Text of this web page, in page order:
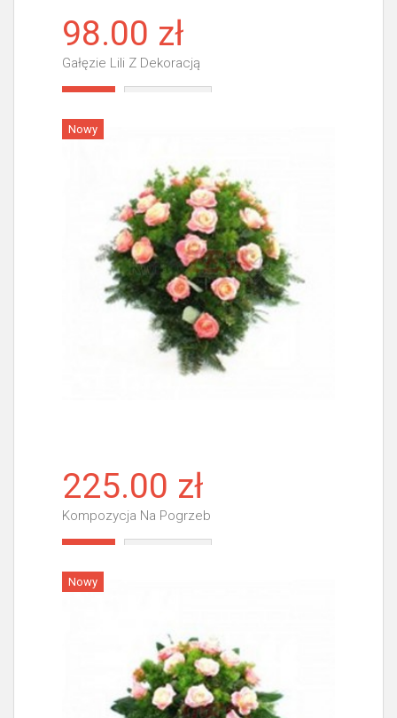
98.00 zł
Gałęzie Lili Z Dekoracją
Nowy
225.00 zł
Kompozycja Na Pogrzeb
Nowy